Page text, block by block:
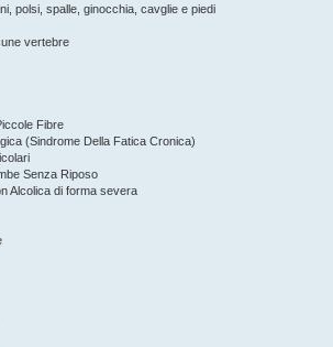
polsi, spalle, ginocchia, cavglie e piedi
vertebre
Fibre
(Sindrome Della Fatica Cronica)
Senza Riposo
Alcolica di forma severa